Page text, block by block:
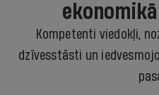
Kompetenti viedokļi,
dzīvesstāsti un